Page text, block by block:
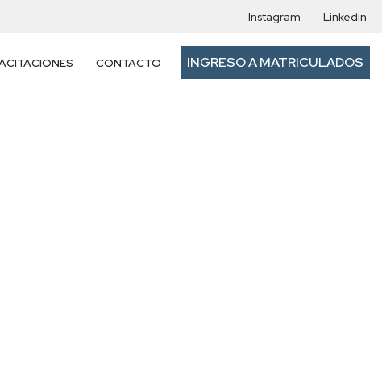
Instagram Linkedin
CONTACTO INGRESO A MATRICULADOS